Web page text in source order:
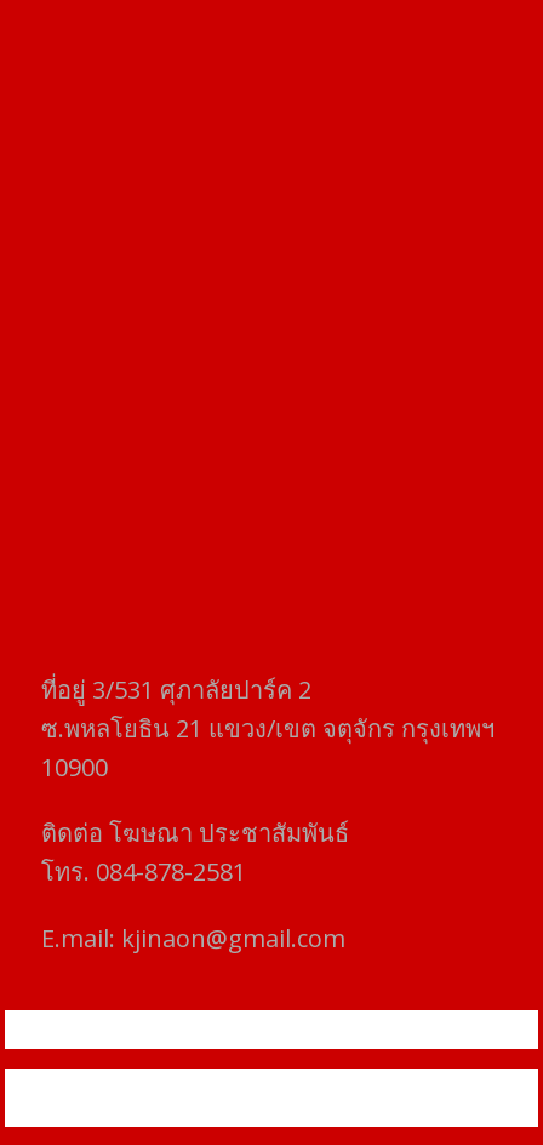
ที่อยู่​ 3/531​ ศุภาลัยปาร์ค​ 2
ซ.พหลโยธิน​ 21​ แขวง/เขต​ จตุจักร​ กรุงเทพฯ
10900
ติดต่อ​ โฆษณา​ ประชาสัมพันธ์
โทร​. 084-878-2581
E.mail: kjinaon@gmail.com